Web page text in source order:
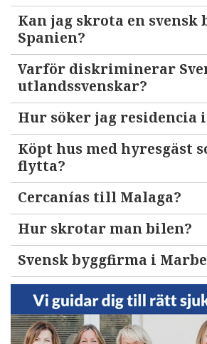
Kan jag skrota en svensk
Spanien?
Varför diskriminerar
utlandssvenskar?
Hur söker jag residencia
Köpt hus med hyresgäst
flytta?
Cercanías till Malaga?
Hur skrotar man bilen?
Svensk byggfirma i